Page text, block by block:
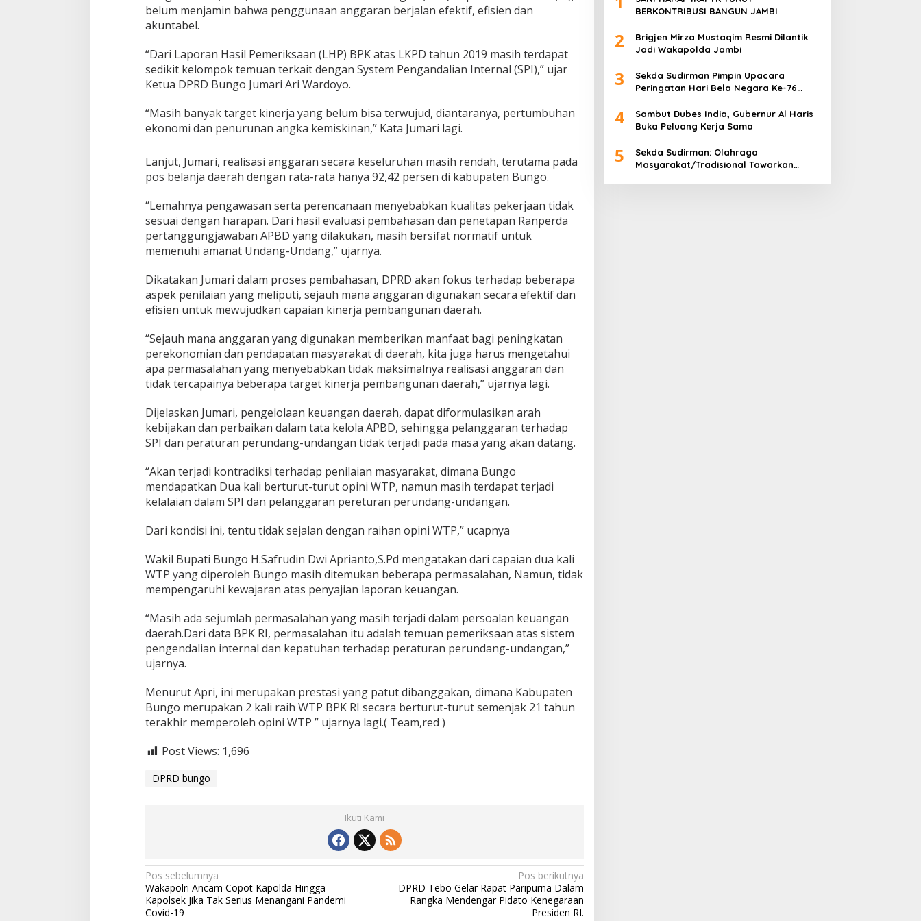
D
u
n
2
1
9
.
belum menjamin bahwa penggunaan anggaran berjalan efektif, efisien dan
akuntabel.
“Dari Laporan Hasil Pemeriksaan (LHP) BPK atas LKPD tahun 2019 masih terdapat
sedikit kelompok temuan terkait dengan System Pengandalian Internal (SPI),” ujar
Ketua DPRD Bungo Jumari Ari Wardoyo.
“Masih banyak target kinerja yang belum bisa terwujud, diantaranya, pertumbuhan
ekonomi dan penurunan angka kemiskinan,” Kata Jumari lagi.
Lanjut, Jumari, realisasi anggaran secara keseluruhan masih rendah, terutama pada
pos belanja daerah dengan rata-rata hanya 92,42 persen di kabupaten Bungo.
“Lemahnya pengawasan serta perencanaan menyebabkan kualitas pekerjaan tidak
sesuai dengan harapan. Dari hasil evaluasi pembahasan dan penetapan Ranperda
pertanggungjawaban APBD yang dilakukan, masih bersifat normatif untuk
memenuhi amanat Undang-Undang,” ujarnya.
Dikatakan Jumari dalam proses pembahasan, DPRD akan fokus terhadap beberapa
aspek penilaian yang meliputi, sejauh mana anggaran digunakan secara efektif dan
efisien untuk mewujudkan capaian kinerja pembangunan daerah.
“Sejauh mana anggaran yang digunakan memberikan manfaat bagi peningkatan
perekonomian dan pendapatan masyarakat di daerah, kita juga harus mengetahui
apa permasalahan yang menyebabkan tidak maksimalnya realisasi anggaran dan
tidak tercapainya beberapa target kinerja pembangunan daerah,” ujarnya lagi.
Dijelaskan Jumari, pengelolaan keuangan daerah, dapat diformulasikan arah
kebijakan dan perbaikan dalam tata kelola APBD, sehingga pelanggaran terhadap
SPI dan peraturan perundang-undangan tidak terjadi pada masa yang akan datang.
“Akan terjadi kontradiksi terhadap penilaian masyarakat, dimana Bungo
mendapatkan Dua kali berturut-turut opini WTP, namun masih terdapat terjadi
kelalaian dalam SPI dan pelanggaran pereturan perundang-undangan.
Dari kondisi ini, tentu tidak sejalan dengan raihan opini WTP,” ucapnya
Wakil Bupati Bungo H.Safrudin Dwi Aprianto,S.Pd mengatakan dari capaian dua kali
WTP yang diperoleh Bungo masih ditemukan beberapa permasalahan, Namun, tidak
mempengaruhi kewajaran atas penyajian laporan keuangan.
“Masih ada sejumlah permasalahan yang masih terjadi dalam persoalan keuangan
daerah.Dari data BPK RI, permasalahan itu adalah temuan pemeriksaan atas sistem
pengendalian internal dan kepatuhan terhadap peraturan perundang-undangan,”
ujarnya.
Menurut Apri, ini merupakan prestasi yang patut dibanggakan, dimana Kabupaten
Bungo merupakan 2 kali raih WTP BPK RI secara berturut-turut semenjak 21 tahun
terakhir memperoleh opini WTP ” ujarnya lagi.( Team,red )
Post Views: 1,696
DPRD bungo
Ikuti Kami
N
a
Pos sebelumnya
Wakapolri Ancam Copot Kapolda Hingga
Kapolsek Jika Tak Serius Menangani Pandemi
Covid-19
Pos berikutnya
DPRD Tebo Gelar Rapat Paripurna Dalam
Rangka Mendengar Pidato Kenegaraan
Presiden RI.
BERKONTRIBUSI BANGUN JAMBI
2
Brigjen Mirza Mustaqim Resmi Dilantik
Jadi Wakapolda Jambi
3
Sekda Sudirman Pimpin Upacara
Peringatan Hari Bela Negara Ke-76
4
Sambut Dubes India, Gubernur Al Haris
Buka Peluang Kerja Sama
5
Sekda Sudirman: Olahraga
Masyarakat/Tradisional Tawarkan